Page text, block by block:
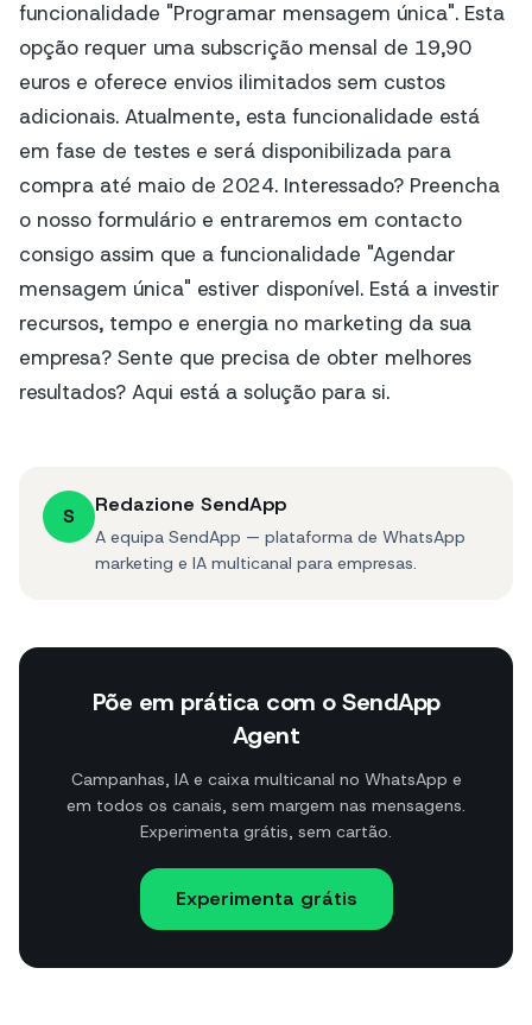
funcionalidade "Programar mensagem única". Esta
opção requer uma subscrição mensal de 19,90
euros e oferece envios ilimitados sem custos
adicionais. Atualmente, esta funcionalidade está
em fase de testes e será disponibilizada para
compra até maio de 2024. Interessado? Preencha
o nosso formulário e entraremos em contacto
consigo assim que a funcionalidade "Agendar
mensagem única" estiver disponível. Está a investir
recursos, tempo e energia no marketing da sua
empresa? Sente que precisa de obter melhores
resultados? Aqui está a solução para si.
S Redazione SendApp
A equipa SendApp — plataforma de WhatsApp
marketing e IA multicanal para empresas.
Põe em prática com o SendApp
Agent
Campanhas, IA e caixa multicanal no WhatsApp e
em todos os canais, sem margem nas mensagens.
Experimenta grátis, sem cartão.
Experimenta grátis